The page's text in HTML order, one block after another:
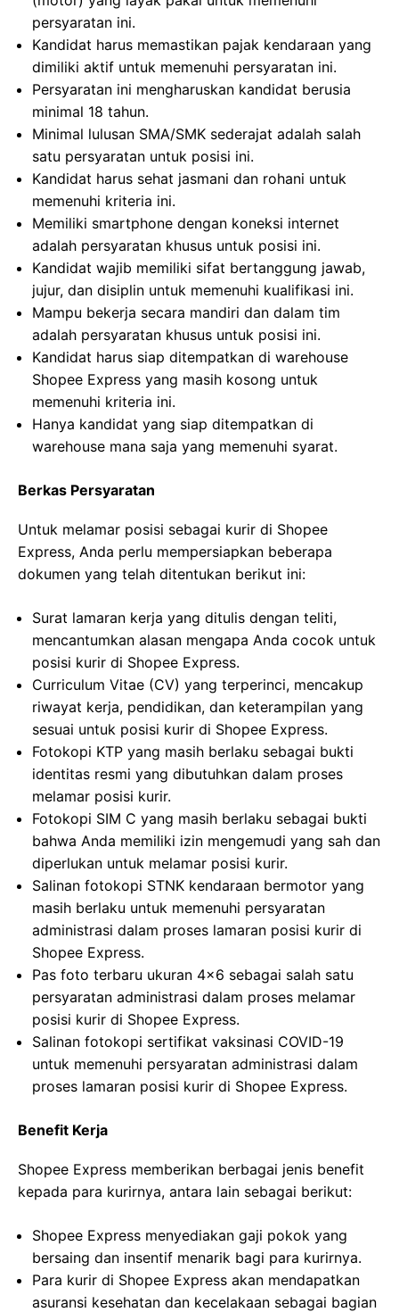
persyaratan ini.
Kandidat harus memastikan pajak kendaraan yang
dimiliki aktif untuk memenuhi persyaratan ini.
Persyaratan ini mengharuskan kandidat berusia
minimal 18 tahun.
Minimal lulusan SMA/SMK sederajat adalah salah
satu persyaratan untuk posisi ini.
Kandidat harus sehat jasmani dan rohani untuk
memenuhi kriteria ini.
Memiliki smartphone dengan koneksi internet
adalah persyaratan khusus untuk posisi ini.
Kandidat wajib memiliki sifat bertanggung jawab,
jujur, dan disiplin untuk memenuhi kualifikasi ini.
Mampu bekerja secara mandiri dan dalam tim
adalah persyaratan khusus untuk posisi ini.
Kandidat harus siap ditempatkan di warehouse
Shopee Express yang masih kosong untuk
memenuhi kriteria ini.
Hanya kandidat yang siap ditempatkan di
warehouse mana saja yang memenuhi syarat.
Berkas Persyaratan
Untuk melamar posisi sebagai kurir di Shopee
Express, Anda perlu mempersiapkan beberapa
dokumen yang telah ditentukan berikut ini:
Surat lamaran kerja yang ditulis dengan teliti,
mencantumkan alasan mengapa Anda cocok untuk
posisi kurir di Shopee Express.
Curriculum Vitae (CV) yang terperinci, mencakup
riwayat kerja, pendidikan, dan keterampilan yang
sesuai untuk posisi kurir di Shopee Express.
Fotokopi KTP yang masih berlaku sebagai bukti
identitas resmi yang dibutuhkan dalam proses
melamar posisi kurir.
Fotokopi SIM C yang masih berlaku sebagai bukti
bahwa Anda memiliki izin mengemudi yang sah dan
diperlukan untuk melamar posisi kurir.
Salinan fotokopi STNK kendaraan bermotor yang
masih berlaku untuk memenuhi persyaratan
administrasi dalam proses lamaran posisi kurir di
Shopee Express.
Pas foto terbaru ukuran 4×6 sebagai salah satu
persyaratan administrasi dalam proses melamar
posisi kurir di Shopee Express.
Salinan fotokopi sertifikat vaksinasi COVID-19
untuk memenuhi persyaratan administrasi dalam
proses lamaran posisi kurir di Shopee Express.
Benefit Kerja
Shopee Express memberikan berbagai jenis benefit
kepada para kurirnya, antara lain sebagai berikut:
Shopee Express menyediakan gaji pokok yang
bersaing dan insentif menarik bagi para kurirnya.
Para kurir di Shopee Express akan mendapatkan
asuransi kesehatan dan kecelakaan sebagai bagian